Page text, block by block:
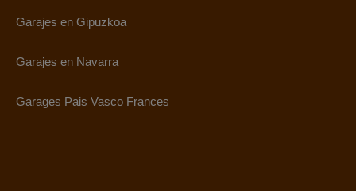
Garajes en Gipuzkoa
Garajes en Navarra
Garages Pais Vasco Frances